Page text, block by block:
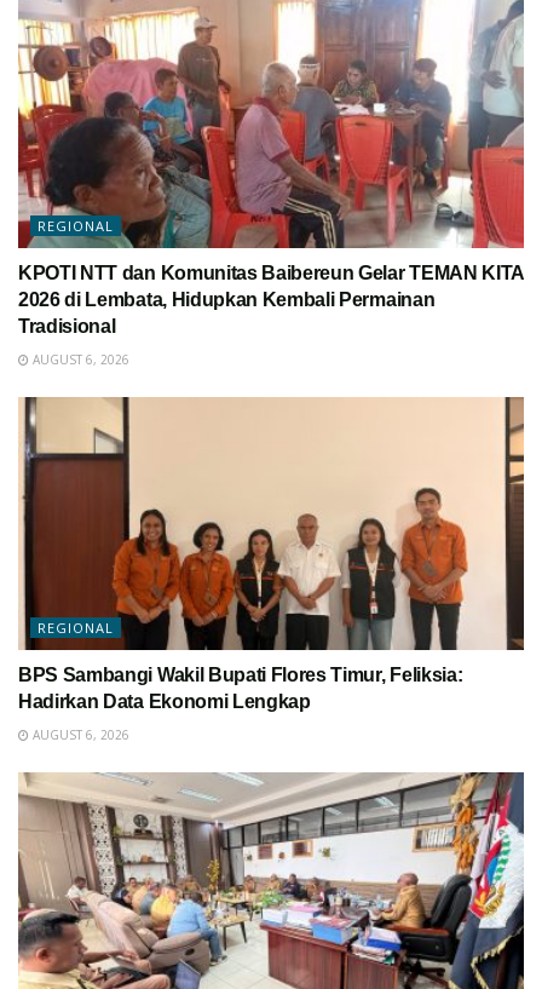
REGIONAL
KPOTI NTT dan Komunitas Baibereun Gelar TEMAN KITA
2026 di Lembata, Hidupkan Kembali Permainan
Tradisional
AUGUST 6, 2026
REGIONAL
BPS Sambangi Wakil Bupati Flores Timur, Feliksia:
Hadirkan Data Ekonomi Lengkap
AUGUST 6, 2026